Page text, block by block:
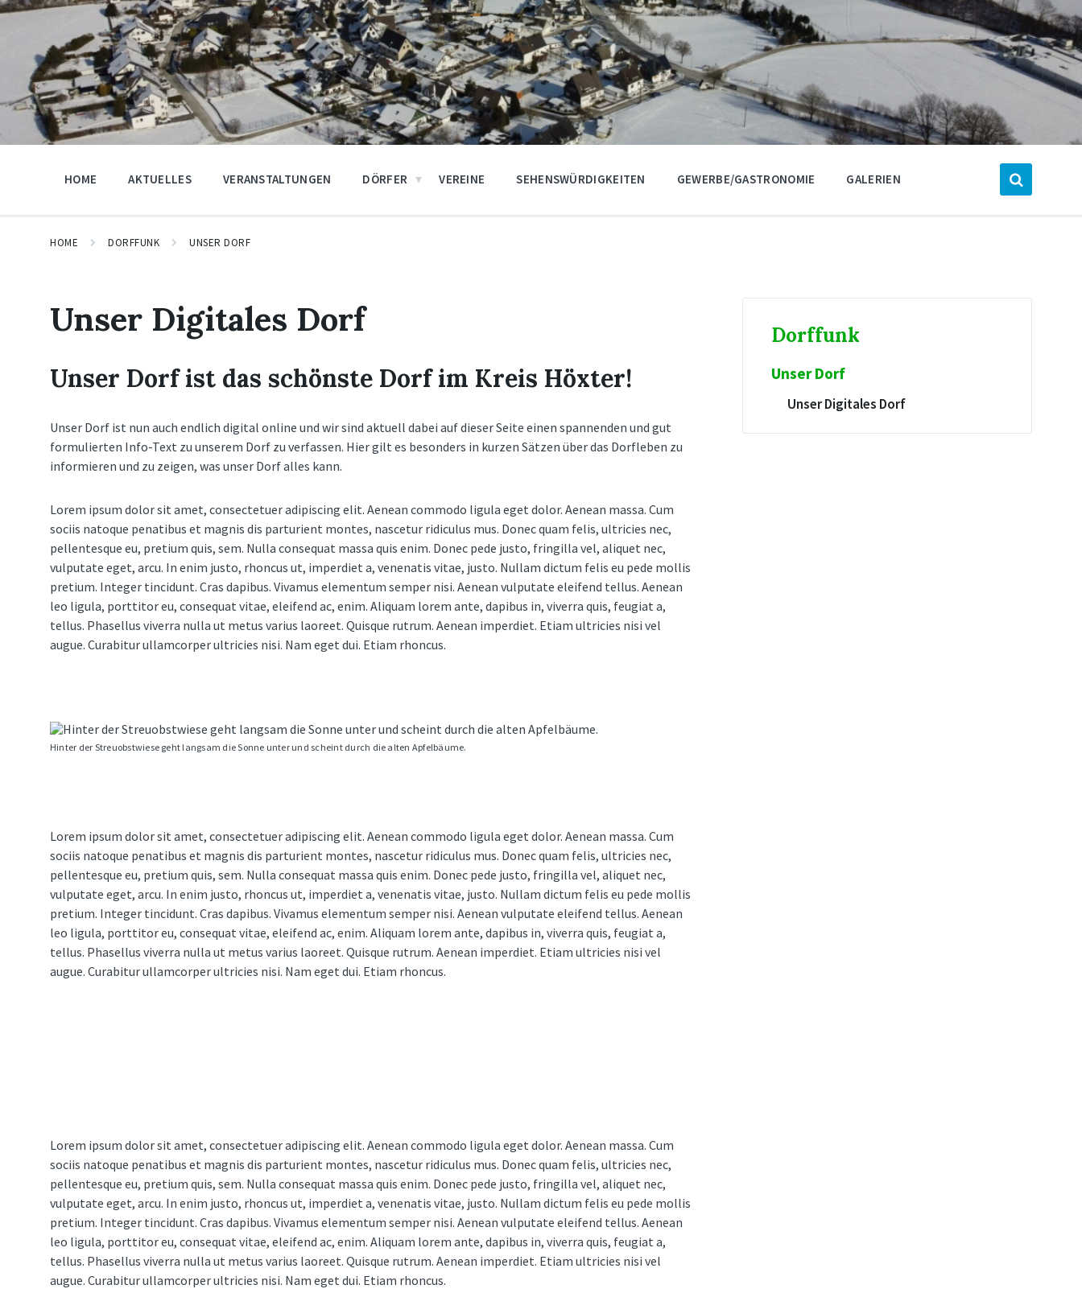
HOME AKTUELLES VERANSTALTUNGEN DÖRFER VEREINE SEHENSWÜRDIGKEITEN GEWERBE/GASTRONOMIE GALERIEN
HOME DORFFUNK UNSER DORF
Unser Digitales Dorf
Unser Dorf ist das schönste Dorf im Kreis Höxter!
Unser Dorf ist nun auch endlich digital online und wir sind aktuell dabei auf dieser Seite einen spannenden und gut
formulierten Info-Text zu unserem Dorf zu verfassen. Hier gilt es besonders in kurzen Sätzen über das Dorfleben zu
informieren und zu zeigen, was unser Dorf alles kann.
Lorem ipsum dolor sit amet, consectetuer adipiscing elit. Aenean commodo ligula eget dolor. Aenean massa. Cum
sociis natoque penatibus et magnis dis parturient montes, nascetur ridiculus mus. Donec quam felis, ultricies nec,
pellentesque eu, pretium quis, sem. Nulla consequat massa quis enim. Donec pede justo, fringilla vel, aliquet nec,
vulputate eget, arcu. In enim justo, rhoncus ut, imperdiet a, venenatis vitae, justo. Nullam dictum felis eu pede mollis
pretium. Integer tincidunt. Cras dapibus. Vivamus elementum semper nisi. Aenean vulputate eleifend tellus. Aenean
leo ligula, porttitor eu, consequat vitae, eleifend ac, enim. Aliquam lorem ante, dapibus in, viverra quis, feugiat a,
tellus. Phasellus viverra nulla ut metus varius laoreet. Quisque rutrum. Aenean imperdiet. Etiam ultricies nisi vel
augue. Curabitur ullamcorper ultricies nisi. Nam eget dui. Etiam rhoncus.
Hinter der Streuobstwiese geht langsam die Sonne unter und scheint durch die alten Apfelbäume.
Lorem ipsum dolor sit amet, consectetuer adipiscing elit. Aenean commodo ligula eget dolor. Aenean massa. Cum
sociis natoque penatibus et magnis dis parturient montes, nascetur ridiculus mus. Donec quam felis, ultricies nec,
pellentesque eu, pretium quis, sem. Nulla consequat massa quis enim. Donec pede justo, fringilla vel, aliquet nec,
vulputate eget, arcu. In enim justo, rhoncus ut, imperdiet a, venenatis vitae, justo. Nullam dictum felis eu pede mollis
pretium. Integer tincidunt. Cras dapibus. Vivamus elementum semper nisi. Aenean vulputate eleifend tellus. Aenean
leo ligula, porttitor eu, consequat vitae, eleifend ac, enim. Aliquam lorem ante, dapibus in, viverra quis, feugiat a,
tellus. Phasellus viverra nulla ut metus varius laoreet. Quisque rutrum. Aenean imperdiet. Etiam ultricies nisi vel
augue. Curabitur ullamcorper ultricies nisi. Nam eget dui. Etiam rhoncus.
Lorem ipsum dolor sit amet, consectetuer adipiscing elit. Aenean commodo ligula eget dolor. Aenean massa. Cum
sociis natoque penatibus et magnis dis parturient montes, nascetur ridiculus mus. Donec quam felis, ultricies nec,
pellentesque eu, pretium quis, sem. Nulla consequat massa quis enim. Donec pede justo, fringilla vel, aliquet nec,
vulputate eget, arcu. In enim justo, rhoncus ut, imperdiet a, venenatis vitae, justo. Nullam dictum felis eu pede mollis
pretium. Integer tincidunt. Cras dapibus. Vivamus elementum semper nisi. Aenean vulputate eleifend tellus. Aenean
leo ligula, porttitor eu, consequat vitae, eleifend ac, enim. Aliquam lorem ante, dapibus in, viverra quis, feugiat a,
tellus. Phasellus viverra nulla ut metus varius laoreet. Quisque rutrum. Aenean imperdiet. Etiam ultricies nisi vel
augue. Curabitur ullamcorper ultricies nisi. Nam eget dui. Etiam rhoncus.
Dorffunk
Unser Dorf
Unser Digitales Dorf